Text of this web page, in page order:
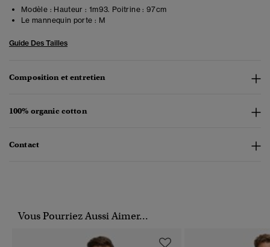
Modèle : Hauteur : 1m93. Poitrine : 97cm
Le mannequin porte : M
Guide Des Tailles
Composition et entretien
100% organic cotton
Contact
Vous Pourriez Aussi Aimer...